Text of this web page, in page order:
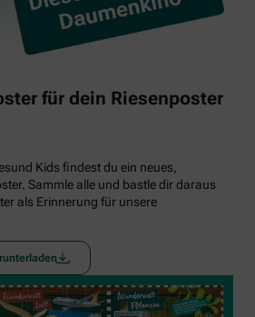
für dein Riesenposter
Kids findest du ein neues,
Sammle alle und bastle dir daraus
als Erinnerung für unsere